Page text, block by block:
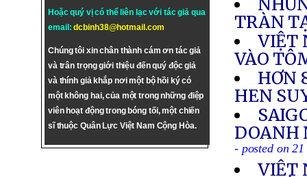
Hoặc quý vị có thể liên lạc với tác giả qua
email:dcbinh38@hotmail.com
Chúng tôi xin chân thành cám ơn tác giả
và trân trọng giới thiệu đến quý độc giả
và thính giả khắp nơi một bộ hồi ký có
một không hai, của một trong những điệp
viên hoạt động trong bóng tối, một chiến
sĩ thuộc Quân Lực Việt Nam Cộng Hòa.
TRÀN
VIỆT
VÀO
HƠN
HEN
DOANH
- posted on
VIỆT